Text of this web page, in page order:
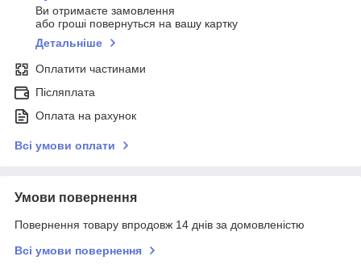
Ви отримаєте замовлення
або гроші повернуться на вашу картку
Детальніше
Оплатити частинами
Післяплата
Оплата на рахунок
Всі умови оплати
Умови повернення
Повернення товару впродовж 14 днів за домовленістю
Всі умови повернення